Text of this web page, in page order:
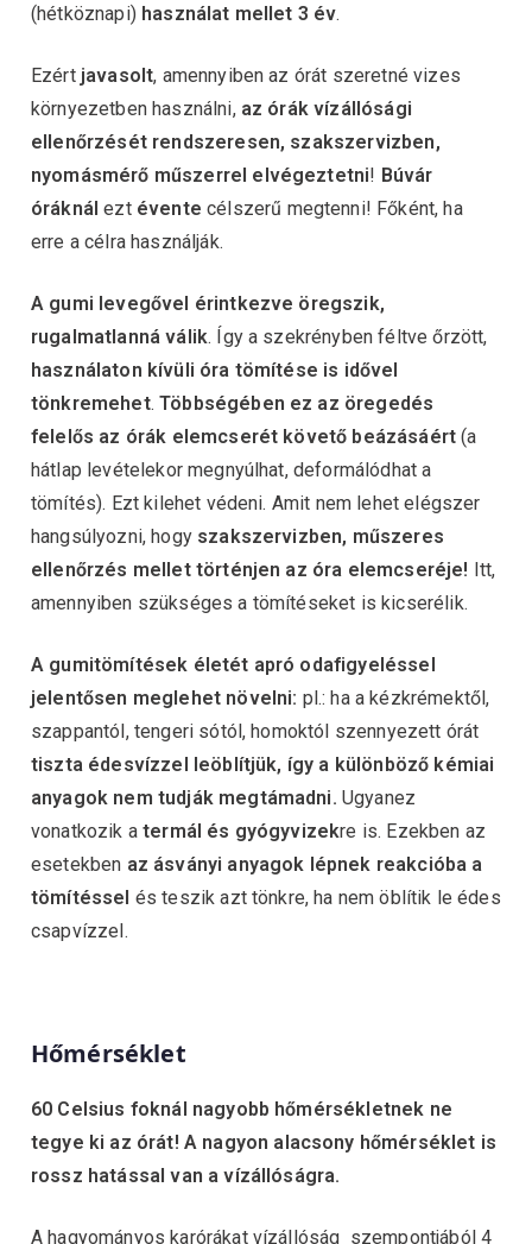
(hétköznapi) használat mellet 3 év.
Ezért javasolt, amennyiben az órát szeretné vizes
környezetben használni, az órák vízállósági
ellenőrzését rendszeresen, szakszervizben,
nyomásmérő műszerrel elvégeztetni! Búvár
óráknál ezt évente célszerű megtenni! Főként, ha
erre a célra használják.
A gumi levegővel érintkezve öregszik,
rugalmatlanná válik. Így a szekrényben féltve őrzött,
használaton kívüli óra tömítése is idővel
tönkremehet.Többségében ez az öregedés
felelős az órák elemcserét követő beázásáért (a
hátlap levételekor megnyúlhat, deformálódhat a
tömítés). Ezt kilehet védeni. Amit nem lehet elégszer
hangsúlyozni, hogy szakszervizben, műszeres
ellenőrzés mellet történjen az óra elemcseréje! Itt,
amennyiben szükséges a tömítéseket is kicserélik.
A gumitömítések életét apró odafigyeléssel
jelentősen meglehet növelni: pl.: ha a kézkrémektől,
szappantól, tengeri sótól, homoktól szennyezett órát
tiszta édesvízzel leöblítjük, így a különböző kémiai
anyagok nem tudják megtámadni. Ugyanez
vonatkozik atermál és gyógyvizekre is. Ezekben az
esetekben az ásványi anyagok lépnek reakcióba a
tömítéssel és teszik azt tönkre, ha nem öblítik le édes
csapvízzel.
Hőmérséklet
60 Celsius foknál nagyobb hőmérsékletnek ne
tegye ki az órát! A nagyon alacsony hőmérséklet is
rossz hatással van a vízállóságra.
A hagyományos karórákat vízállóság szempontjából 4